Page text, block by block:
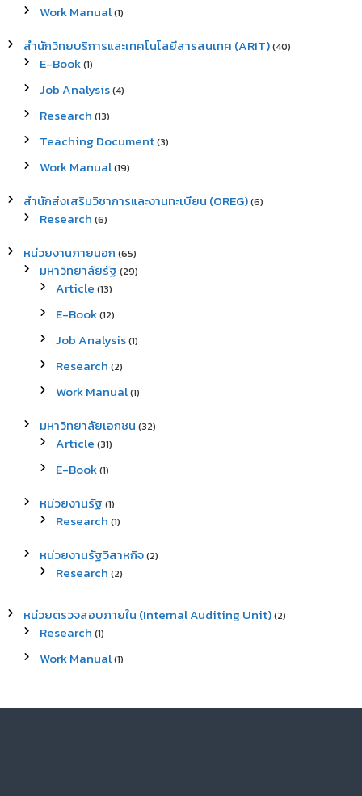
Work Manual(1)
สำนักวิทยบริการและเทคโนโลยีสารสนเทศ (ARIT)(40)
E-Book(1)
Job Analysis(4)
Research (13)
Teaching Document(3)
Work Manual(19)
สำนักส่งเสริมวิชาการและงานทะเบียน (OREG)(6)
Research (6)
หน่วยงานภายนอก (65)
มหาวิทยาลัยรัฐ (29)
Article (13)
E-Book(12)
Job Analysis(1)
Research (2)
Work Manual(1)
มหาวิทยาลัยเอกชน (32)
Article (31)
E-Book(1)
หน่วยงานรัฐ (1)
Research (1)
หน่วยงานรัฐวิสาหกิจ(2)
Research (2)
หน่วยตรวจสอบภายใน (Internal Auditing Unit)(2)
Research (1)
Work Manual(1)